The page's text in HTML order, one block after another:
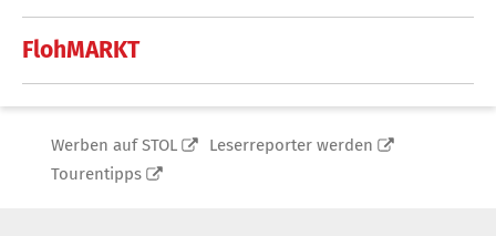
FlohMARKT
Werben auf STOL
Leserreporter werden
Tourentipps